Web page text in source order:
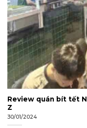
Review quán bít tết
Z
30/01/2024